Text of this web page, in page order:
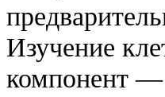
Изучение
компонент —